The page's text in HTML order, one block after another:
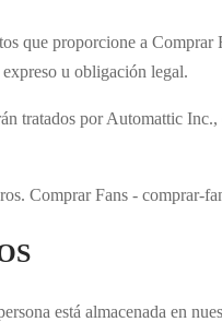
que proporcione a
u obligación legal.
tratados por Automattic
Comprar Fans - comprar-
está almacenada en